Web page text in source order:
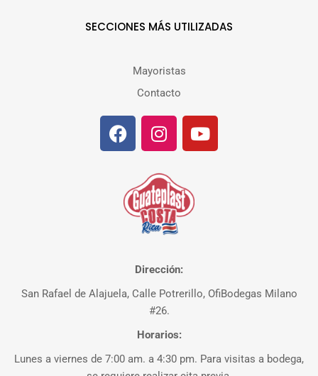
SECCIONES MÁS UTILIZADAS
Mayoristas
Contacto
Dirección:
San Rafael de Alajuela, Calle Potrerillo, OfiBodegas Milano
#26.
Horarios:
Lunes a viernes de 7:00 am. a 4:30 pm. Para visitas a bodega,